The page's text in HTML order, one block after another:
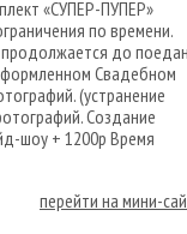
«СУПЕР-ПУПЕР»
по времени.
до
Свадебном
(устранение
Создание
шоу + 1200р Время
перейти на мини-